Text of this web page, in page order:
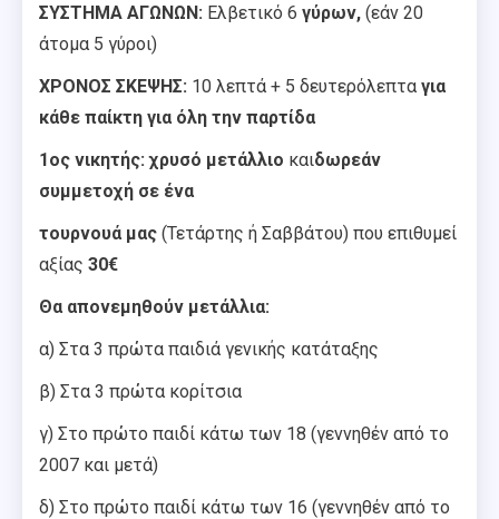
ΣΥΣΤΗΜΑ ΑΓΩΝΩΝ: Ελβετικό 6 γύρων, (εάν 20
άτομα 5 γύροι)
ΧΡΟΝΟΣ ΣΚΕΨΗΣ: 10 λεπτά + 5 δευτερόλεπτα για
κάθε παίκτη για όλη την παρτίδα
1ος νικητής:χρυσό μετάλλιο καιδωρεάν
συμμετοχή σε ένα
τουρνουά μας (Τετάρτης ή Σαββάτου) που επιθυμεί
αξίας 30€
Θα απονεμηθούν μετάλλια:
α) Στα 3 πρώτα παιδιά γενικής κατάταξης
β) Στα 3 πρώτα κορίτσια
γ) Στο πρώτο παιδί κάτω των 18 (γεννηθέν από το
2007 και μετά)
δ) Στο πρώτο παιδί κάτω των 16 (γεννηθέν από το